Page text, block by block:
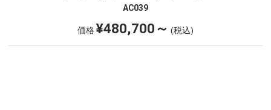
AC039
価格¥480,700～ (税込)